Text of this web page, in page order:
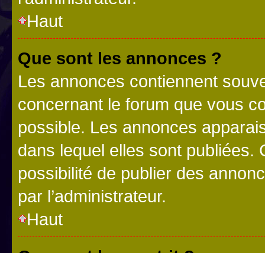
Haut
Que sont les annonces ?
Les annonces contiennent
concernant le forum que vous
possible. Les annonces
dans lequel elles sont publiées.
possibilité de publier des
par l’administrateur.
Haut